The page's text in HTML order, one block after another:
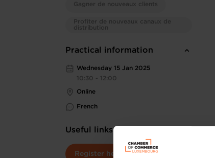
Gagner de nouveaux clients
Profiter de nouveaux canaux de
distribution
Practical information
Wednesday 15 Jan 2025
10:30 - 12:00
Online
French
Useful links
Register here